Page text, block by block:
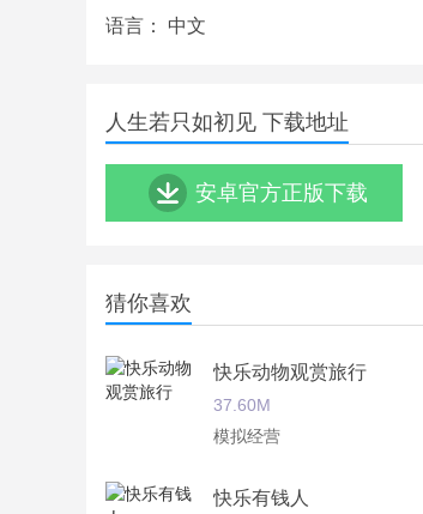
语言： 中文
人生若只如初见 下载地址
安卓官方正版下载
猜你喜欢
快乐动物观赏旅行
37.60M
模拟经营
快乐有钱人